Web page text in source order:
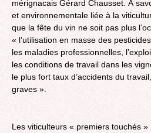
mérignacais Gérard Chausset. À
et environnementale liée à la
que la fête du vin ne soit pas plus
« l’utilisation en masse des
les maladies professionnelles,
les conditions de travail dans les
le plus fort taux d’accidents du
graves ».
Les viticulteurs « premiers touchés »